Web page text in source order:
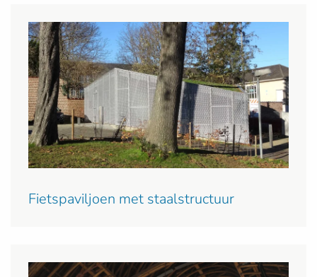
Fietspaviljoen met staalstructuur